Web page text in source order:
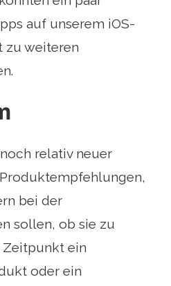
auf unserem iOS-
zu weiteren
relativ neuer
bei der
sollen, ob sie zu
ein
oder ein